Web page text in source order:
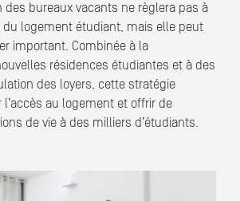
des bureaux vacants ne règlera pas à
du logement étudiant, mais elle peut
important. Combinée à la
résidences étudiantes et à des
des loyers, cette stratégie
l’accès au logement et offrir de
de vie à des milliers d’étudiants.